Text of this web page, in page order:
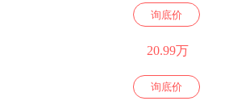
询底价
20.99万
询底价